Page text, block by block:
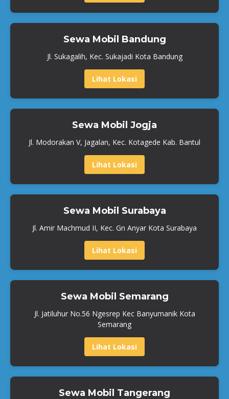
Sewa Mobil Bandung
Jl. Sukagalih, Kec. Sukajadi Kota Bandung
Lihat Lokasi
Sewa Mobil Jogja
Jl. Modorakan V, Jagalan, Kec. Kotagede Kab. Bantul
Lihat Lokasi
Sewa Mobil Surabaya
Jl. Amir Machmud II, Kec. Gn Anyar Kota Surabaya
Lihat Lokasi
Sewa Mobil Semarang
Jl. Jatiluhur No.56 Ngesrep Kec Banyumanik Kota
Semarang
Lihat Lokasi
Sewa Mobil Tangerang